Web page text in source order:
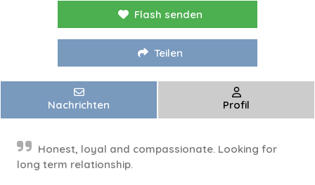
Flash senden
Teilen
Nachrichten Profil
Honest, loyal and compassionate. Looking for
long term relationship.